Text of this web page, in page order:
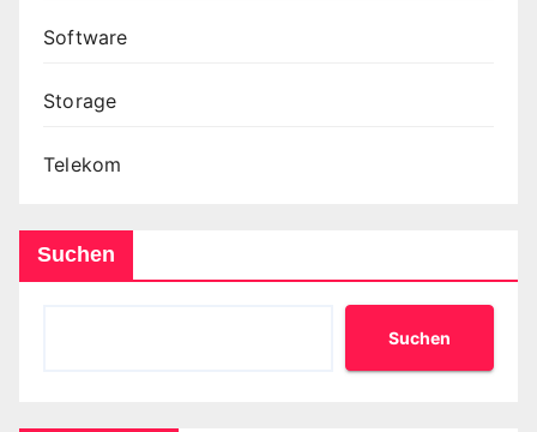
Software
Storage
Telekom
Suchen
Suchen